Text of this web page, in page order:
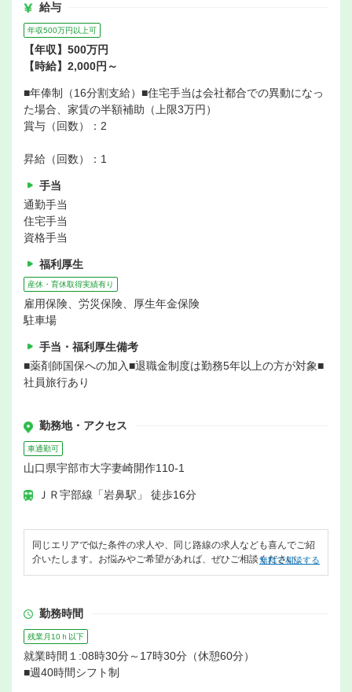
給与
年収500万円以上可
【年収】500万円
【時給】2,000円～
■年俸制（16分割支給）■住宅手当は会社都合での異動になっ
た場合、家賃の半額補助（上限3万円）
賞与（回数）：2
昇給（回数）：1
手当
通勤手当
住宅手当
資格手当
福利厚生
産休・育休取得実績有り
雇用保険、労災保険、厚生年金保険
駐車場
手当・福利厚生備考
■薬剤師国保への加入■退職金制度は勤務5年以上の方が対象■
社員旅行あり
勤務地・アクセス
車通勤可
山口県宇部市大字妻崎開作110-1
ＪＲ宇部線「岩鼻駅」 徒歩16分
同じエリアで似た条件の求人や、同じ路線の求人なども喜んでご紹
介いたします。お悩みやご希望があれば、ぜひご相談ください。
無料で相談する
勤務時間
残業月10ｈ以下
就業時間１:08時30分～17時30分（休憩60分）
■週40時間シフト制